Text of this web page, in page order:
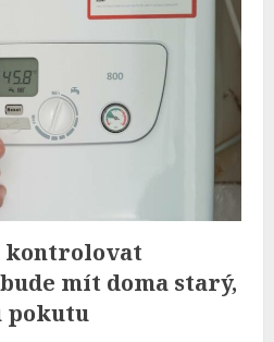
kontrolovat
mít doma starý,
pokutu